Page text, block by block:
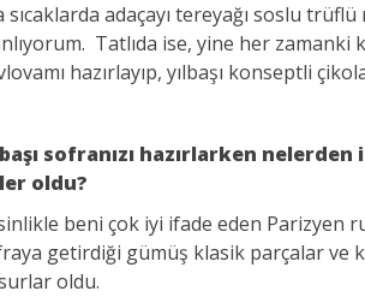
sıcaklarda adaçayı tereyağı soslu
Tatlıda ise, yine her
hazırlayıp, yılbaşı konseptli
sofranızı hazırlarken
oldu?
beni çok iyi ifade eden Parizyen
getirdiği gümüş klasik parçalar ve
oldu.